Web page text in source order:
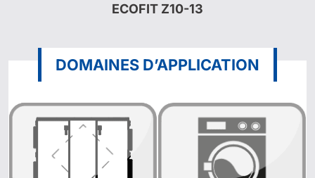
ECOFIT Z10-13
DOMAINES D’APPLICATION